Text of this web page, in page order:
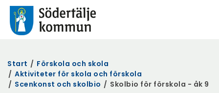
Start / Förskola och skola
/ Aktiviteter för skola och förskola
/ Scenkonst och skolbio / Skolbio för förskola - åk 9